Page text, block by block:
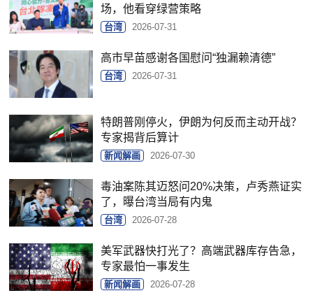
场，他看穿绿营策略
台湾 2026-07-31
高市早苗感谢各国慰问“独漏赖清德”
台湾 2026-07-31
特朗普刚停火，伊朗为何反而主动开战？
专家揭背后算计
新闻解画 2026-07-30
毒油案陈其迈怒问20%决策，卢秀燕证实
了，曝台湾当局有内鬼
台湾 2026-07-28
美军武器快打光了？高端武器库存告急，
专家最怕一事发生
新闻解画 2026-07-28